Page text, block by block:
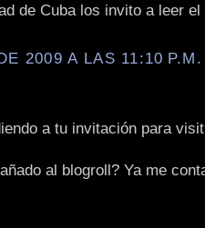
de Cuba los invito a leer el
2009 A LAS 11:10 P.M.
a tu invitación para
al blogroll? Ya me